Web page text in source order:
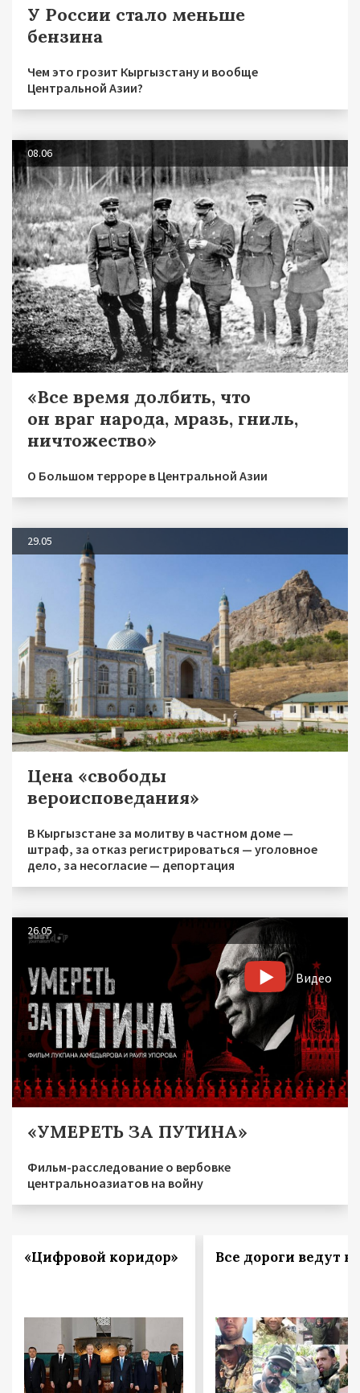
У России стало меньше
бензина
Чем это грозит Кыргызстану и вообще
Центральной Азии?
08.06
«Все время долбить, что
он враг народа, мразь, гниль,
ничтожество»
О Большом терроре в Центральной Азии
29.05
Цена «свободы
вероисповедания»
В Кыргызстане за молитву в частном доме —
штраф, за отказ регистрироваться — уголовное
дело, за несогласие — депортация
26.05
Видео
«УМЕРЕТЬ ЗА ПУТИНА»
Фильм-расследование о вербовке
центральноазиатов на войну
«Цифровой коридор» Все дороги ведут в